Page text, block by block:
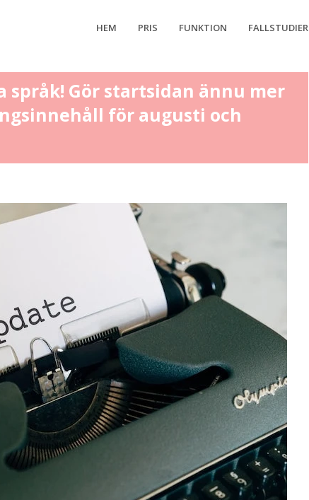
HEM PRIS FUNKTION FALLSTUDIER
språk! Gör startsidan ännu mer
för augusti och